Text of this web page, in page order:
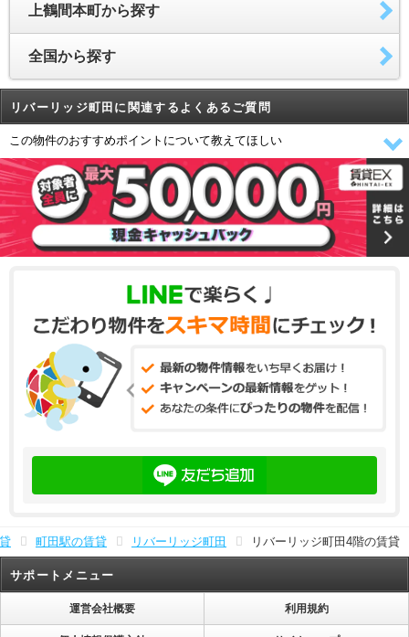
上鶴間本町から探す
全国から探す
リバーリッジ町田に関連するよくあるご質問
この物件のおすすめポイントについて教えてほしい
町田駅の賃貸 リバーリッジ町田 リバーリッジ町田4階の賃貸
サポートメニュー
運営会社概要 利用規約